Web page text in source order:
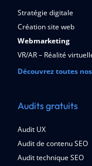
Stratégie digitale
Création site web
Webmarketing
VR/AR – Réalité
Découvrez toutes
Audits gratuits
Audit UX
Audit de contenu SEO
Audit technique SEO